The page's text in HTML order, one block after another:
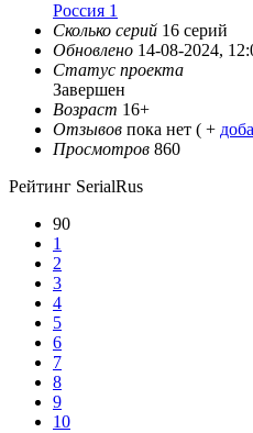
Россия 1
Сколько серий 16 серий
Обновлено 14-08-2024,
Статус проекта
Завершен
Возраст 16+
Отзывов пока нет ( +
Просмотров 860
Рейтинг SerialRus
90
1
2
3
4
5
6
7
8
9
10